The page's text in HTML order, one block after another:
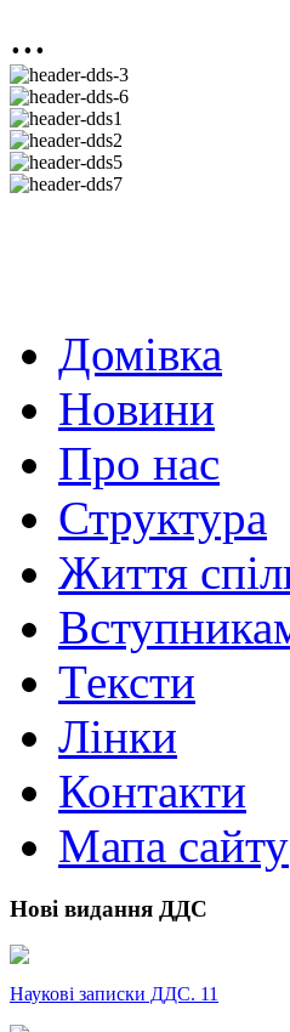
...
Домівка
Новини
Про нас
Структура
Життя
Тексти
Лінки
Контакти
Мапа сайту
Нові видання ДДС
Наукові записки ДДС. 11